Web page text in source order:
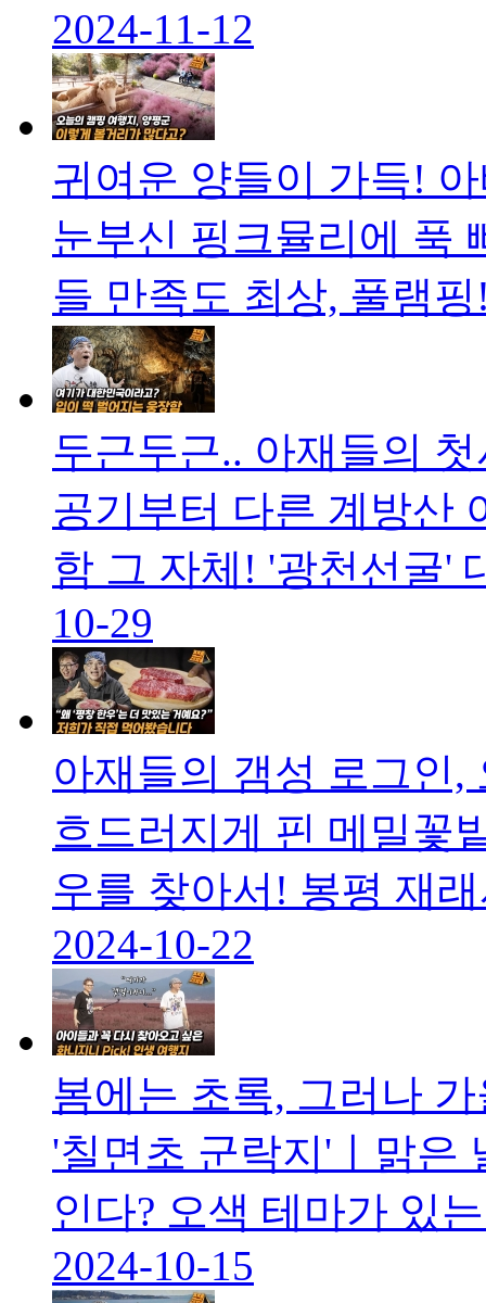
2024-11-12
귀여운 양들이 가득!
눈부신 핑크뮬리에 푹
들 만족도 최상, 풀램
두근두근.. 아재들의
공기부터 다른 계방산
함 그 자체! '광천선굴'
10-29
아재들의 갬성 로그인,
흐드러지게 핀 메밀꽃
우를 찾아서! 봉평 재
2024-10-22
봄에는 초록, 그러나
'칠면초 군락지'ㅣ맑은
인다? 오색 테마가 있
2024-10-15